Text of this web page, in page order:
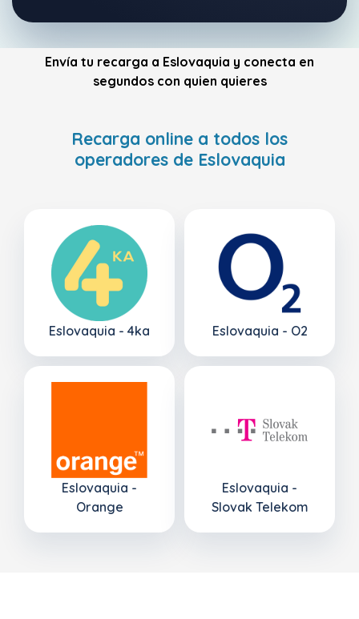
Envía tu recarga a Eslovaquia y conecta en
segundos con quien quieres
Recarga online a todos los
operadores de Eslovaquia
Eslovaquia - 4ka Eslovaquia - O2
Eslovaquia -
Orange
Eslovaquia -
Slovak Telekom